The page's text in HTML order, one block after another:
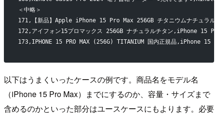
＜中略＞
171,【新品】Apple iPhone 15 Pro Max 256GB チタニウムナチュラ
172,アイフォン15プロマックス 256GB ナチュラルチタン,iPhone 15
173,IPHONE 15 PRO MAX (256G) TITANIUM 国内正規品,iPhone 15
以下はうまくいったケースの例です。商品名をモデル名
（iPhone 15 Pro Max）までにするのか、容量・サイズまで
含めるのかといった部分はユースケースにもよります。必要